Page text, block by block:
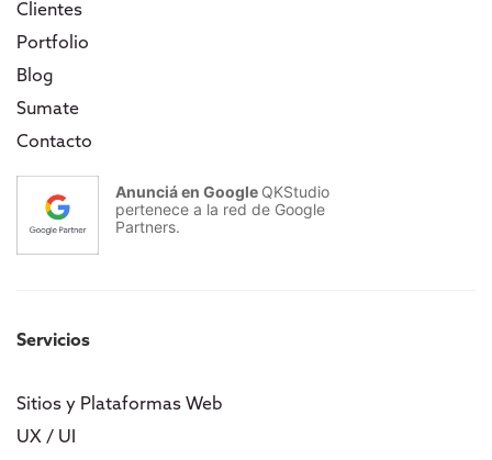
Clientes
Portfolio
Blog
Sumate
Contacto
Anunciá en Google QKStudio
pertenece a la red de Google
Partners.
Servicios
Sitios y Plataformas Web
UX / UI